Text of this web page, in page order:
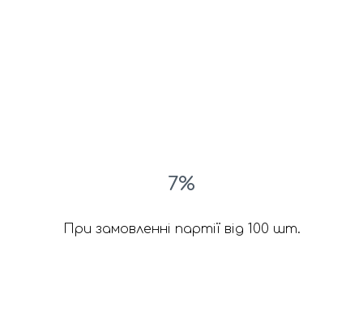
7%
При замовленні партії від 100 шт.